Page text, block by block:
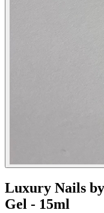
Luxury Nails
Gel - 15ml